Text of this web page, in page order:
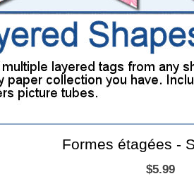
Formes étagées -
$5.99